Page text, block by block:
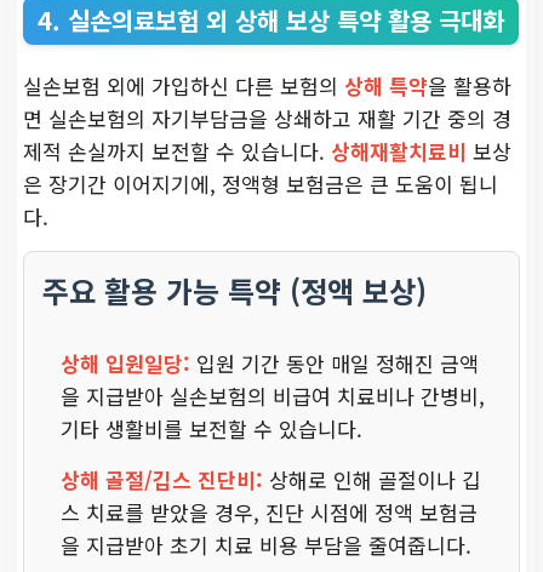
4. 실손의료보험 외 상해 보상 특약 활용 극대화
실손보험 외에 가입하신 다른 보험의 상해 특약을 활용하
면 실손보험의 자기부담금을 상쇄하고 재활 기간 중의 경
제적 손실까지 보전할 수 있습니다. 상해재활치료비 보상
은 장기간 이어지기에, 정액형 보험금은 큰 도움이 됩니
다.
주요 활용 가능 특약 (정액 보상)
상해 입원일당: 입원 기간 동안 매일 정해진 금액
을 지급받아 실손보험의 비급여 치료비나 간병비,
기타 생활비를 보전할 수 있습니다.
상해 골절/깁스 진단비: 상해로 인해 골절이나 깁
스 치료를 받았을 경우, 진단 시점에 정액 보험금
을 지급받아 초기 치료 비용 부담을 줄여줍니다.